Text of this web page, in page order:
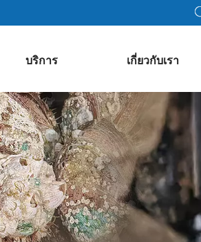
บริการ เกี่ยวกับเรา